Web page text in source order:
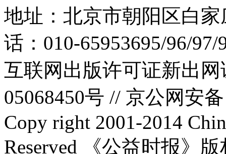
地址：北京市朝阳区白
话：010-65953695/96/
互联网出版许可证新出
05068450号 // 京公网安
Copy right 2001-2014
Reserved 《公益时报》